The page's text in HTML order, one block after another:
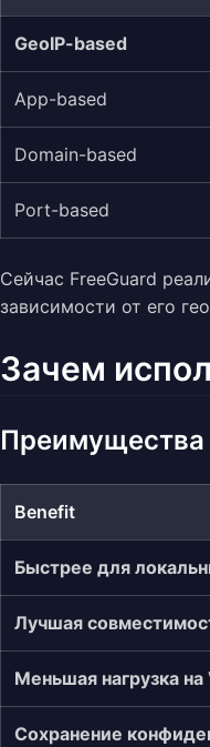
GeoIP-based
App-based
Domain-based
Port-based
Сейчас FreeGuard
зависимости от его
Зачем
Преимущества
Benefit
Быстрее для
Лучшая
Меньшая нагрузка на
Сохранение